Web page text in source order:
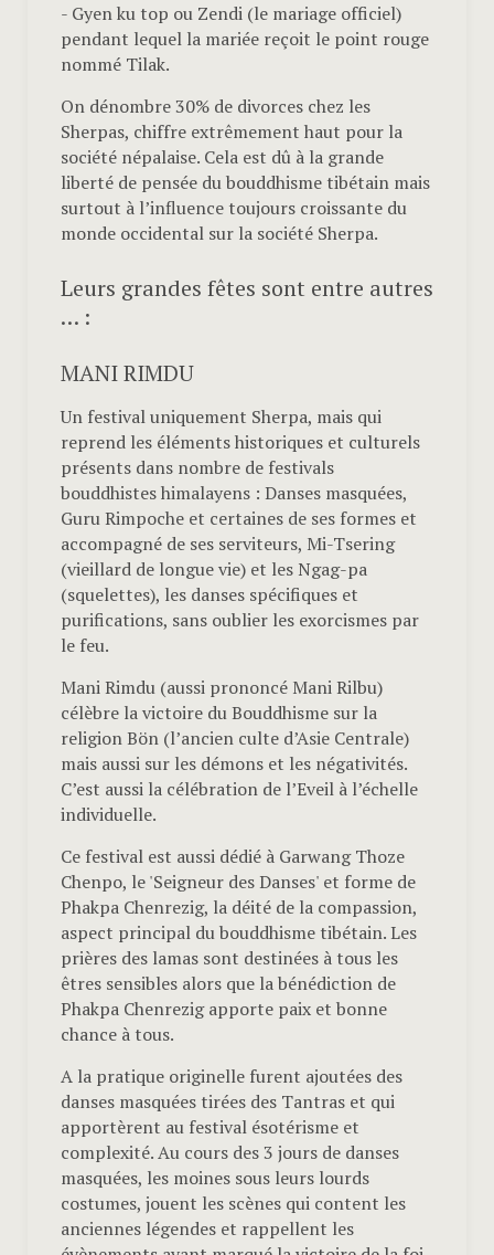
- Gyen ku top ou Zendi (le mariage officiel)
pendant lequel la mariée reçoit le point rouge
nommé Tilak.
On dénombre 30% de divorces chez les
Sherpas, chiffre extrêmement haut pour la
société népalaise. Cela est dû à la grande
liberté de pensée du bouddhisme tibétain mais
surtout à l’influence toujours croissante du
monde occidental sur la société Sherpa.
Leurs grandes fêtes sont entre autres
… :
MANI RIMDU
Un festival uniquement Sherpa, mais qui
reprend les éléments historiques et culturels
présents dans nombre de festivals
bouddhistes himalayens : Danses masquées,
Guru Rimpoche et certaines de ses formes et
accompagné de ses serviteurs, Mi-Tsering
(vieillard de longue vie) et les Ngag-pa
(squelettes), les danses spécifiques et
purifications, sans oublier les exorcismes par
le feu.
Mani Rimdu (aussi prononcé Mani Rilbu)
célèbre la victoire du Bouddhisme sur la
religion Bön (l’ancien culte d’Asie Centrale)
mais aussi sur les démons et les négativités.
C’est aussi la célébration de l’Eveil à l’échelle
individuelle.
Ce festival est aussi dédié à Garwang Thoze
Chenpo, le 'Seigneur des Danses' et forme de
Phakpa Chenrezig, la déité de la compassion,
aspect principal du bouddhisme tibétain. Les
prières des lamas sont destinées à tous les
êtres sensibles alors que la bénédiction de
Phakpa Chenrezig apporte paix et bonne
chance à tous.
A la pratique originelle furent ajoutées des
danses masquées tirées des Tantras et qui
apportèrent au festival ésotérisme et
complexité. Au cours des 3 jours de danses
masquées, les moines sous leurs lourds
costumes, jouent les scènes qui content les
anciennes légendes et rappellent les